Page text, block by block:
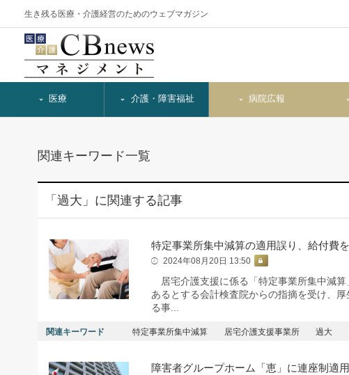
生き残る医療・介護経営のためのウェブマガジン
医療 介護・障害福祉 病院広報
関連キーワード一覧
「過大」に関連する記事
特定事業所集中減算の適用誤り、給付費
2024年08月20日 13:50
居宅介護支援に係る「特定事業所集中減
あるとする会計検査院からの指摘を受け、
る事...
関連キーワード 特定事業所集中減算 居宅介護支援事業所 過大
障害者グループホーム「恵」に連座制適用